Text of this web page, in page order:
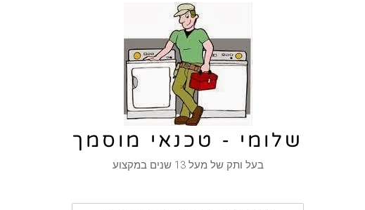
שלומי - טכנאי מוסמך
בעל ותק של מעל 13 שנים במקצוע